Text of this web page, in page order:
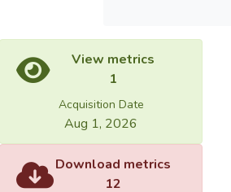
View metrics
1
Acquisition Date
Aug 1, 2026
Download metrics
12